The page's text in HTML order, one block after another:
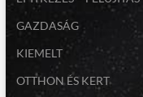
GAZDASÁG
KIEMELT
OTTHON ÉS KERT